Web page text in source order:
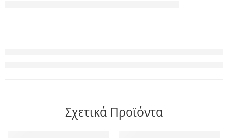
Σχετικά Προϊόντα